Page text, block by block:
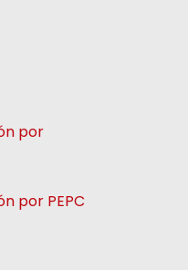
por
por PEPC